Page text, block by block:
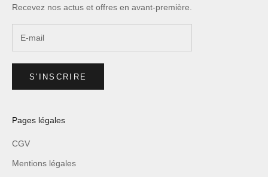
Recevez nos actus et offres en avant-première.
S'INSCRIRE
Pages légales
CGV
Mentions légales